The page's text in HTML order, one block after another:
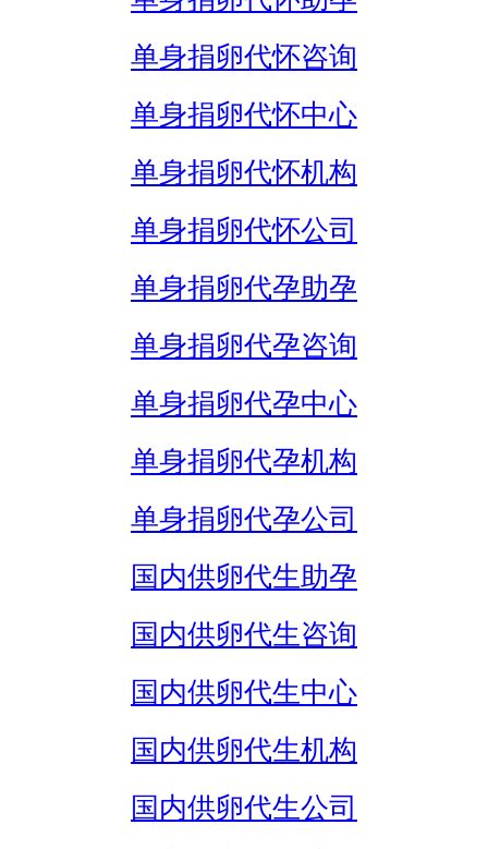
单身捐卵代怀咨询
单身捐卵代怀中心
单身捐卵代怀机构
单身捐卵代怀公司
单身捐卵代孕助孕
单身捐卵代孕咨询
单身捐卵代孕中心
单身捐卵代孕机构
单身捐卵代孕公司
国内供卵代生助孕
国内供卵代生咨询
国内供卵代生中心
国内供卵代生机构
国内供卵代生公司